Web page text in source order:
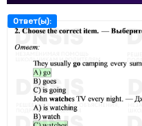
Ответ(ы):